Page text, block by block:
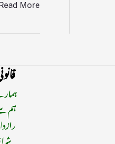
More »
ہم